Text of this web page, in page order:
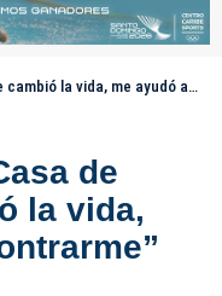
vida, me ayudó a reencontrarme”
de
la vida,